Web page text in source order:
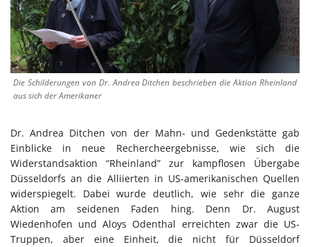
Die Schilderungen von Dr. Andrea Ditchen beschrieben die Aktion Rheinland
aus sich der Amerikaner
Dr. Andrea Ditchen von der Mahn- und Gedenkstätte gab
Einblicke in neue Rechercheergebnisse, wie sich die
Widerstandsaktion “Rheinland” zur kampflosen Übergabe
Düsseldorfs an die Alliierten in US-amerikanischen Quellen
widerspiegelt. Dabei wurde deutlich, wie sehr die ganze
Aktion am seidenen Faden hing. Denn Dr. August
Wiedenhofen und Aloys Odenthal erreichten zwar die US-
Truppen, aber eine Einheit, die nicht für Düsseldorf